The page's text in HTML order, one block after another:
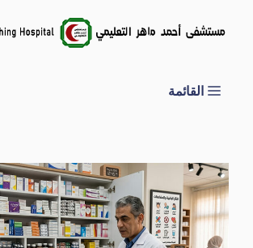
القائمة